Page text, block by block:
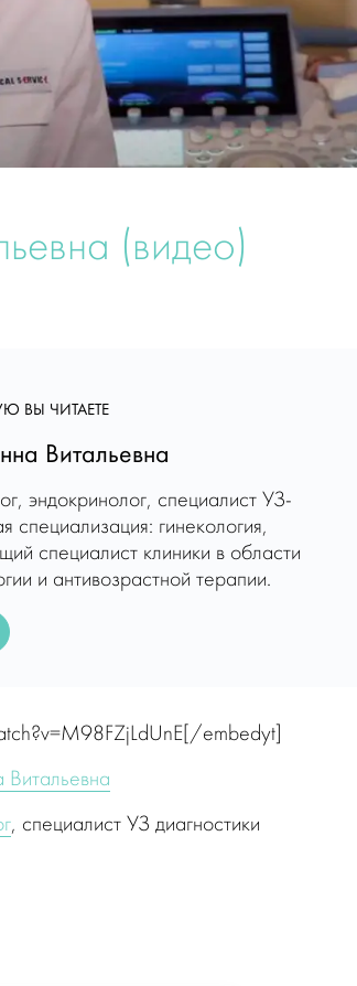
(видео)
ВЫ ЧИТАЕТЕ
Витальевна
эндокринолог, специалист УЗ-
специализация: гинекология,
специалист клиники в области
и антивозрастной терапии.
embedyt]
, специалист УЗ диагностики